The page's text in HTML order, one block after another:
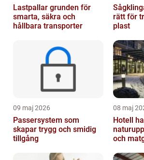
Lastpallar grunden för
smarta, säkra och
hållbara transporter
Sågklinga så väljer
rätt för
plast
09 maj 2026
Passersystem som
skapar trygg och smidig
tillgång
08 maj
Hotell
och